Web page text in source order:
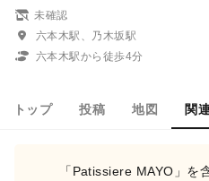
未確認
六本木駅、乃木坂駅
六本木駅から徒歩4分
トップ 投稿 地図 関
「Patissiere MAYO」を